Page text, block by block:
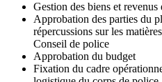
Gestion des biens et
Approbation des parties du
répercussions sur les
Conseil de police
Approbation du budget
Fixation du cadre